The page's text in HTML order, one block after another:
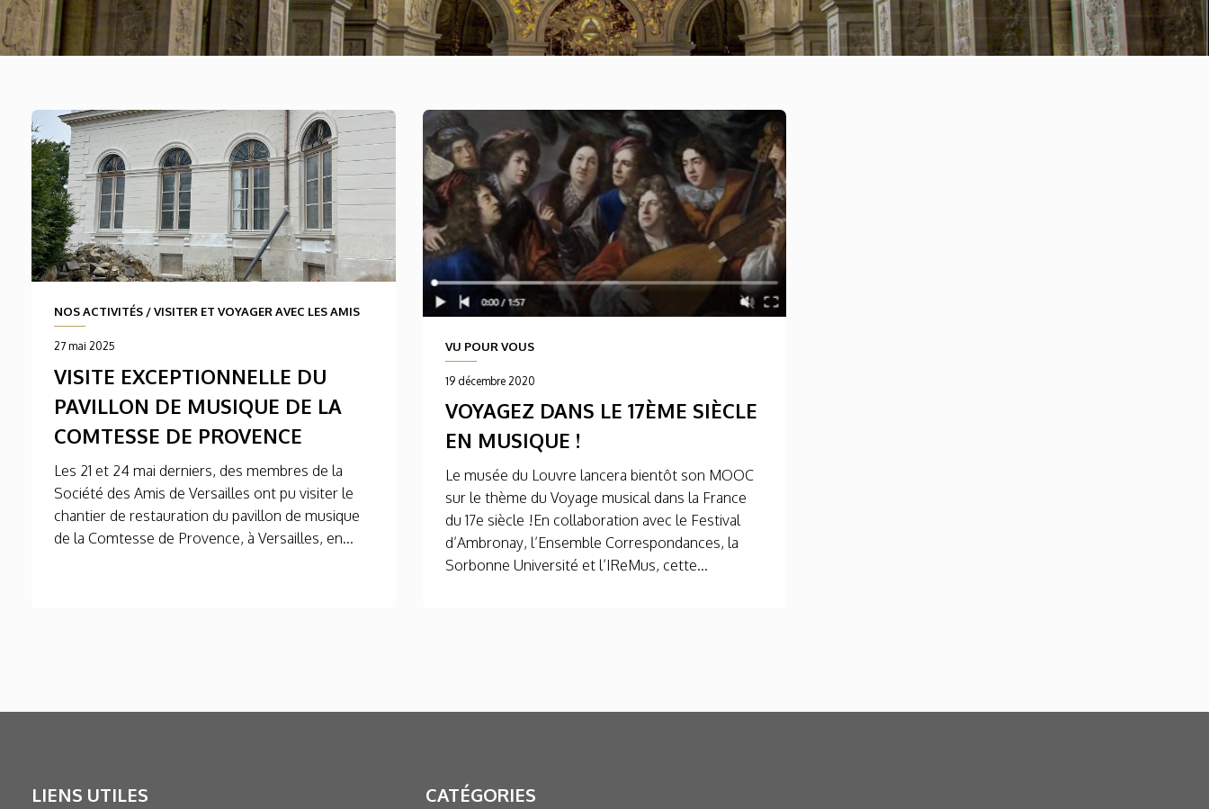
NOS ACTIVITÉS /VISITER ET VOYAGER AVEC LES AMIS
27 mai 2025
VISITE EXCEPTIONNELLE DU
PAVILLON DE MUSIQUE DE LA
COMTESSE DE PROVENCE
Les 21 et 24 mai derniers, des membres de la
Société des Amis de Versailles ont pu visiter le
chantier de restauration du pavillon de musique
de la Comtesse de Provence, à Versailles, en...
VU POUR VOUS
19 décembre 2020
VOYAGEZ DANS LE 17ÈME SIÈCLE
EN MUSIQUE !
Le musée du Louvre lancera bientôt son MOOC
sur le thème du Voyage musical dans la France
du 17e siècle !En collaboration avec le Festival
d’Ambronay, l’Ensemble Correspondances, la
Sorbonne Université et l’IReMus, cette...
LIENS UTILES CATÉGORIES